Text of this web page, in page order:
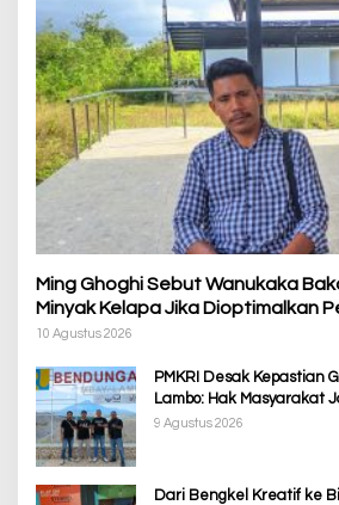
Ming Ghoghi Sebut Wanukaka
Minyak Kelapa Jika Dioptimalkan
Barat
10 Agustus 2026
PMKRI Desak Kepastian
Lambo: Hak Masyarakat
Korban Pembangunan PSN
9 Agustus 2026
Dari Bengkel Kreatif ke